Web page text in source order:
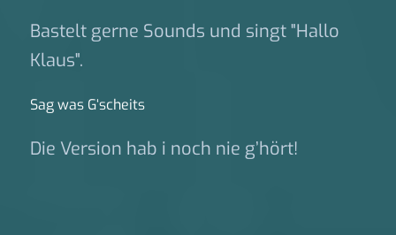
Bastelt gerne Sounds und singt "Hallo
Klaus".
Sag was G‘scheits
Die Version hab i noch nie g’hört!